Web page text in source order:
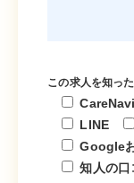
この求人を知っ
LINE
Google
知人の口